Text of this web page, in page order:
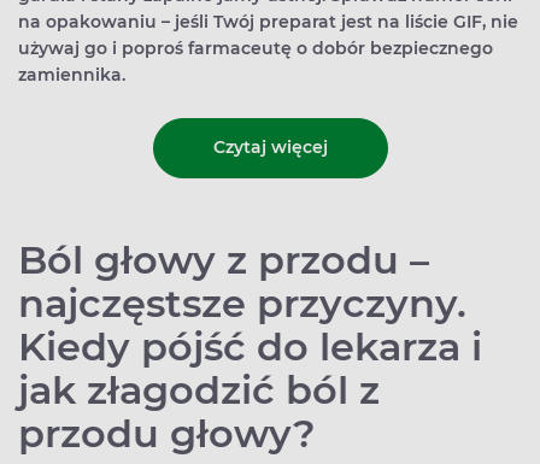
na opakowaniu – jeśli Twój preparat jest na liście GIF, nie
używaj go i poproś farmaceutę o dobór bezpiecznego
zamiennika.
Czytaj więcej
Ból głowy z przodu –
najczęstsze przyczyny.
Kiedy pójść do lekarza i
jak złagodzić ból z
przodu głowy?